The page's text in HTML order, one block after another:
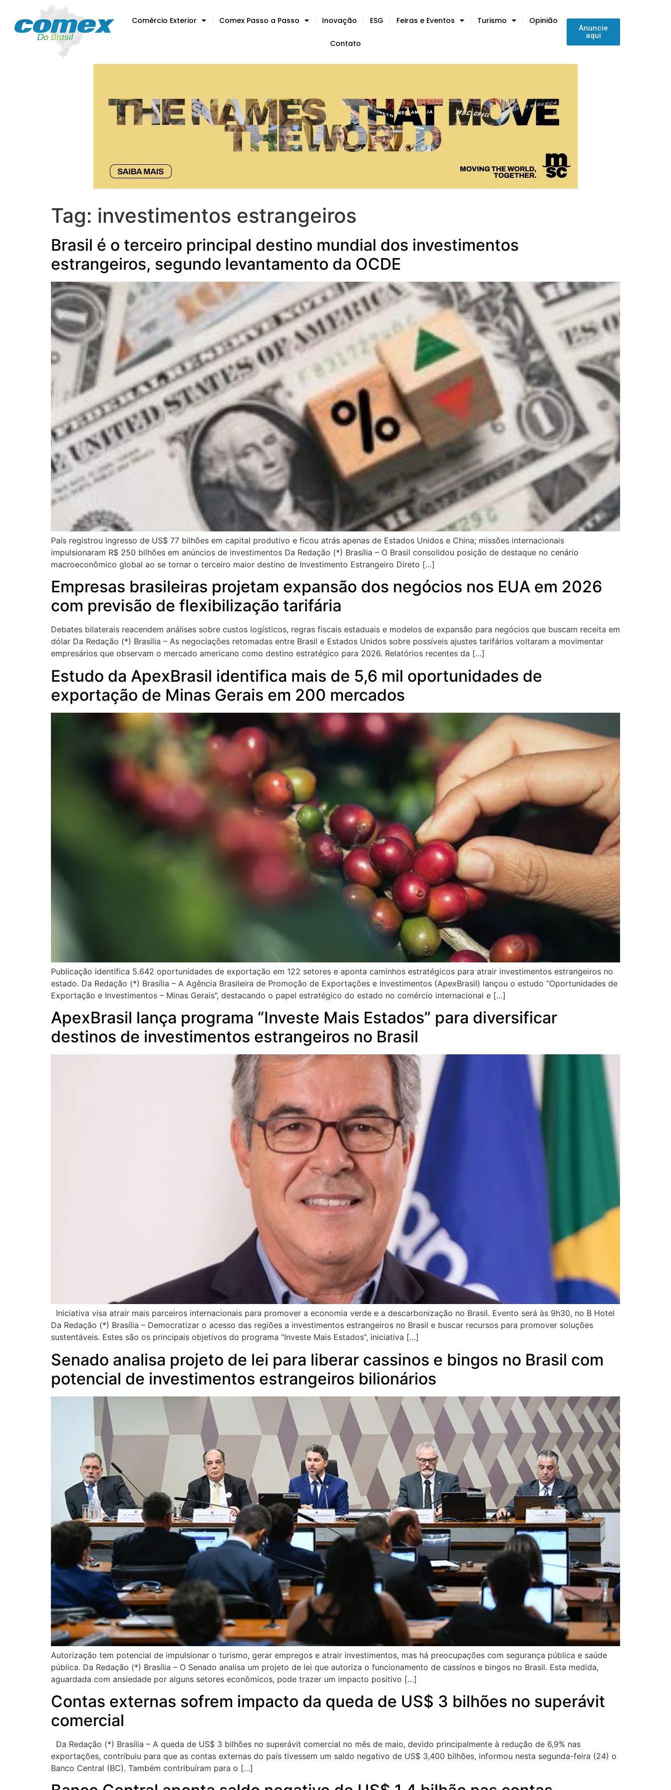
Comércio Exterior Comex Passo a Passo Inovação ESG Feiras e Eventos Turismo Opinião
Contato
Anuncie
aqui
Tag: investimentos estrangeiros
Brasil é o terceiro principal destino mundial dos investimentos
estrangeiros, segundo levantamento da OCDE
País registrou ingresso de US$ 77 bilhões em capital produtivo e ficou atrás apenas de Estados Unidos e China; missões internacionais
impulsionaram R$ 250 bilhões em anúncios de investimentos Da Redação (*) Brasília – O Brasil consolidou posição de destaque no cenário
macroeconômico global ao se tornar o terceiro maior destino de Investimento Estrangeiro Direto […]
Empresas brasileiras projetam expansão dos negócios nos EUA em 2026
com previsão de flexibilização tarifária
Debates bilaterais reacendem análises sobre custos logísticos, regras fiscais estaduais e modelos de expansão para negócios que buscam receita em
dólar Da Redação (*) Brasília – As negociações retomadas entre Brasil e Estados Unidos sobre possíveis ajustes tarifários voltaram a movimentar
empresários que observam o mercado americano como destino estratégico para 2026. Relatórios recentes da […]
Estudo da ApexBrasil identifica mais de 5,6 mil oportunidades de
exportação de Minas Gerais em 200 mercados
Publicação identifica 5.642 oportunidades de exportação em 122 setores e aponta caminhos estratégicos para atrair investimentos estrangeiros no
estado. Da Redação (*) Brasília – A Agência Brasileira de Promoção de Exportações e Investimentos (ApexBrasil) lançou o estudo “Oportunidades de
Exportação e Investimentos – Minas Gerais”, destacando o papel estratégico do estado no comércio internacional e […]
ApexBrasil lança programa “Investe Mais Estados” para diversificar
destinos de investimentos estrangeiros no Brasil
Iniciativa visa atrair mais parceiros internacionais para promover a economia verde e a descarbonização no Brasil. Evento será às 9h30, no B Hotel
Da Redação (*) Brasília – Democratizar o acesso das regiões a investimentos estrangeiros no Brasil e buscar recursos para promover soluções
sustentáveis. Estes são os principais objetivos do programa “Investe Mais Estados”, iniciativa […]
Senado analisa projeto de lei para liberar cassinos e bingos no Brasil com
potencial de investimentos estrangeiros bilionários
Autorização tem potencial de impulsionar o turismo, gerar empregos e atrair investimentos, mas há preocupações com segurança pública e saúde
pública. Da Redação (*) Brasília – O Senado analisa um projeto de lei que autoriza o funcionamento de cassinos e bingos no Brasil. Esta medida,
aguardada com ansiedade por alguns setores econômicos, pode trazer um impacto positivo […]
Contas externas sofrem impacto da queda de US$ 3 bilhões no superávit
comercial
Da Redação (*) Brasília – A queda de US$ 3 bilhões no superávit comercial no mês de maio, devido principalmente à redução de 6,9% nas
exportações, contribuiu para que as contas externas do país tivessem um saldo negativo de US$ 3,400 bilhões, informou nesta segunda-feira (24) o
Banco Central (BC). Também contribuíram para o […]